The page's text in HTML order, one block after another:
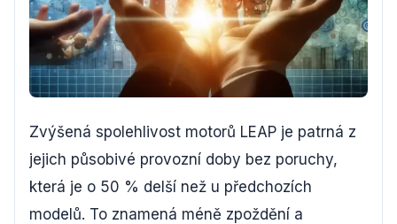
Zvýšená spolehlivost motorů LEAP je patrná z
jejich působivé provozní doby bez poruchy,
která je o 50 % delší než u předchozích
modelů. To znamená méně zpoždění a